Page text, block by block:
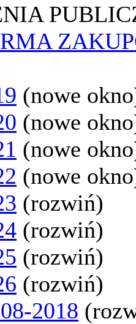
(nowe
(nowe
(nowe
(nowe
(rozwiń)
(rozwiń)
(rozwiń)
(rozwiń)
2018